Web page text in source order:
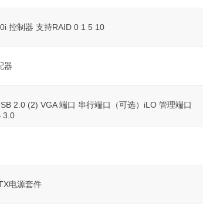
控制器 支持RAID 0 1 5 10
器
2.0 (2) VGA 端口 串行端口（可选）iLO 管理端口
3.0
电源套件